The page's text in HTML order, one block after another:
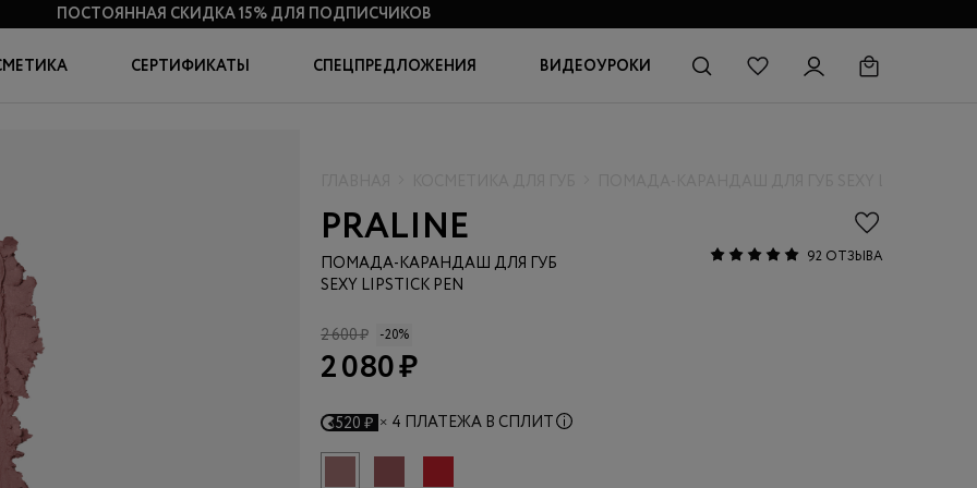
ДОСТАВКАОТ 3000 РУБ. ДО ПВЗ ПО ВСЕЙ РОССИИ
СЕРТИФИКАТЫ СПЕЦПРЕДЛОЖЕНИЯ ВИДЕОУРОКИ
PRALINE
ПОМАДА-КАРАНДАШ ДЛЯ ГУБ
SEXY LIPSTICK PEN
92 ОТЗЫВА
2 600 ₽ -20%
2 080 ₽
520 ₽ × 4 ПЛАТЕЖА В СПЛИТ